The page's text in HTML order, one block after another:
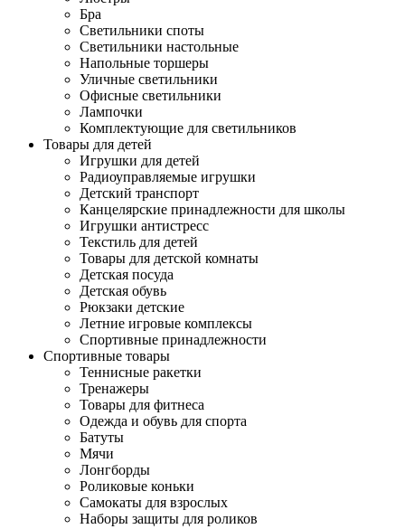
Бра
Светильники споты
Светильники настольные
Напольные торшеры
Уличные светильники
Офисные светильники
Лампочки
Комплектующие для светильников
Товары для детей
Игрушки для детей
Радиоуправляемые игрушки
Детский транспорт
Канцелярские принадлежности для школы
Игрушки антистресс
Текстиль для детей
Товары для детской комнаты
Детская посуда
Детская обувь
Рюкзаки детские
Летние игровые комплексы
Спортивные принадлежности
Спортивные товары
Теннисные ракетки
Тренажеры
Товары для фитнеса
Одежда и обувь для спорта
Батуты
Мячи
Лонгборды
Роликовые коньки
Самокаты для взрослых
Наборы защиты для роликов